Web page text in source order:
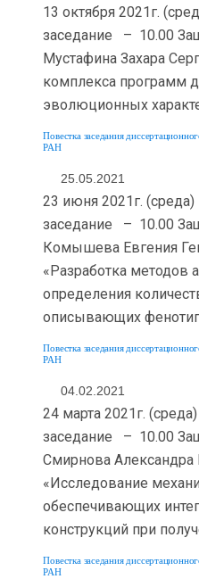
13 октября 2021г.
заседание – 10.00
Мустафина Захара
комплекса программ
эволюционных
Повестка заседания
РАН
25.05.2021
23 июня 2021г.
заседание – 10.00
Комышева Евгения
«Разработка методов
определения
описывающих
Повестка заседания
РАН
04.02.2021
24 марта 2021г.
заседание – 10.00
Смирнова Александра
«Исследование
обеспечивающих
конструкций при
Повестка заседания
РАН